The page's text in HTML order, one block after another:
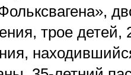
трое